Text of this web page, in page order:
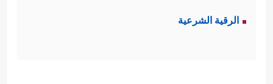
الرقية الشرعية